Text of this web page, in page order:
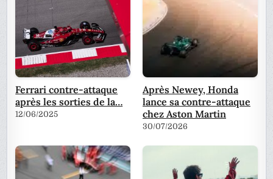
Ferrari contre-attaque
après les sorties de la…
12/06/2025
Après Newey, Honda
lance sa contre-attaque
chez Aston Martin
30/07/2026